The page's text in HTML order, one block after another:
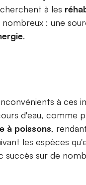
à les
: une
.
à ces
d'eau, comme
à poissons,
les espèces
sur de